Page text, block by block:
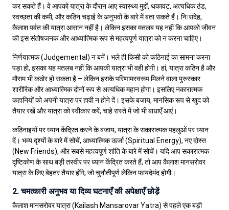
कर सकते हैं। वे आपको यात्रा के दौरान आए स्वास्थ्य मुद्दों, थकावट, अत्यधिक ठंड,
स्वच्छता की कमी, और कठिन चढ़ाई के अनुभवों के बारे में बता सकते हैं। निःसंदेह,
कैलाश पर्वत की यात्रा आसान नहीं है। लेकिन इसका मतलब यह नहीं कि आपको जीवन
की इस संतोषजनक और आध्यात्मिक रूप से महत्वपूर्ण यात्रा को न करना चाहिए।
निर्णयात्मक (Judgemental) न बनें। भले ही किसी को कठिनाई का सामना करना
पड़ा हो, इसका यह मतलब नहीं कि आपकी यात्रा भी वही होगी। हां, यात्रा कठिन है और
मौसम भी कठोर हो सकता है – लेकिन इसके परिणामस्वरूप मिलने वाला पुरुस्कार
शारीरिक और आध्यात्मिक दोनों रूप से अत्यधिक महान होगा। इसलिए नकारात्मक
कहानियों को अपनी यात्रा पर हावी न होने दें। इसके बजाय, मानसिक रूप से खुद को
तैयार रखें और यात्रा को स्वीकार करें, चाहे रास्ते में जो भी बाधाएँ आएं।
कठिनाइयों पर ध्यान केंद्रित करने के बजाय, यात्रा के सकारात्मक पहलुओं पर ध्यान
दें। भव्य दृश्यों के बारे में सोचें, आध्यात्मिक ऊर्जा (Spiritual Energy), नए दोस्त
(New Friends), और सबसे महत्वपूर्ण शांति के बारे में सोचें। यदि आप सकारात्मक
दृष्टिकोण के साथ बड़ी तस्वीर पर ध्यान केंद्रित करते हैं, तो आप कैलाश मानसरोवर
यात्रा के लिए बेहतर तैयार होंगे, जो चुनौतीपूर्ण लेकिन फायदेमंद होगी।
2. चमत्कारी अनुभव या दिव्य घटनाएँ की अपेक्षाएँ छोड़ें
कैलाश मानसरोवर यात्रा (Kailash Mansarovar Yatra) से पहले एक बड़ी